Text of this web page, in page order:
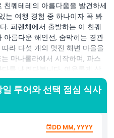
친퀘테레의 아름다움을 발견하세
는 여행 경험 중 하나이자 꼭 봐
. 피렌체에서 출발하는 이 친퀘
름다운 해안선, 숨막히는 경관
라 다섯 개의 멋진 해변 마을을
마나롤라에서 시작하며, 파스
를 내려다봅니다. 여유롭게 산
을들의 매력을 흠뻑 느껴보세요.
같은 마을로 자주 꼽히는 베르나
는 경치로 감상할 수 있는 경치
몬테로소 알 마레, 가장 큰 마을
수영을 하거나 현지 상점과 카
. 업그레이드를 선택하시면 현
투어와 선택 점심 식사
DD MM, YYYY